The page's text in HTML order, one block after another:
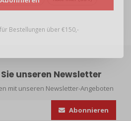
unseren Newsletter
mit unseren Newsletter-Angeboten
Abonnieren
Bestellungen über €150,-